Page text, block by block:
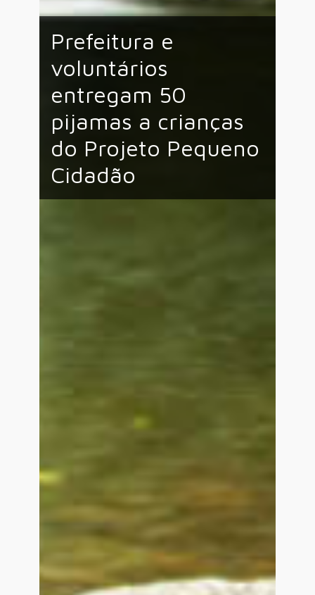
Prefeitura e
voluntários
entregam 50
pijamas a crianças
do Projeto Pequeno
Cidadão